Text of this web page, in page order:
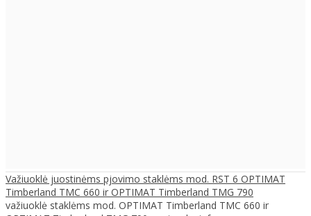
Važiuoklė juostinėms pjovimo staklėms mod. RST 6 OPTIMAT
Timberland TMC 660 ir OPTIMAT Timberland TMG 790
važiuoklė staklėms mod. OPTIMAT Timberland TMC 660 ir